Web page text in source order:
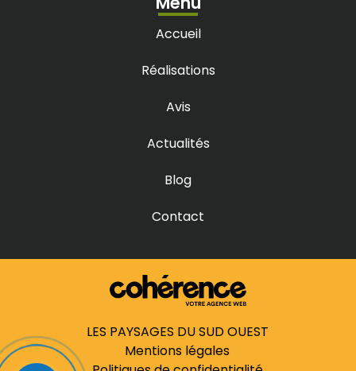
Prix terrasse bois à Marcheprime
Prix terrasse bois à Saint-Caprais-de-Bordeaux
Accueil
Réalisations
Avis
Actualités
Blog
Contact
LES PAYSAGES DU SUD OUEST
Mentions légales